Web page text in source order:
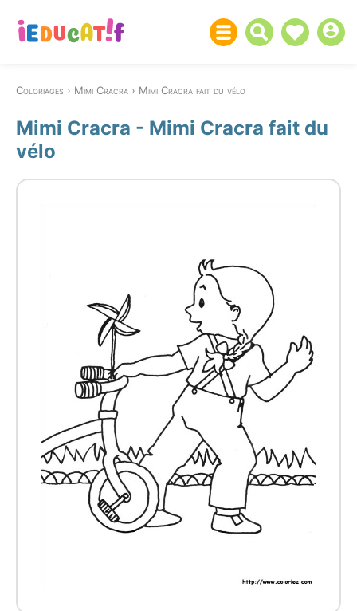
Coloriages Mimi Cracra Mimi Cracra fait du vélo
Mimi Cracra - Mimi Cracra fait du
vélo